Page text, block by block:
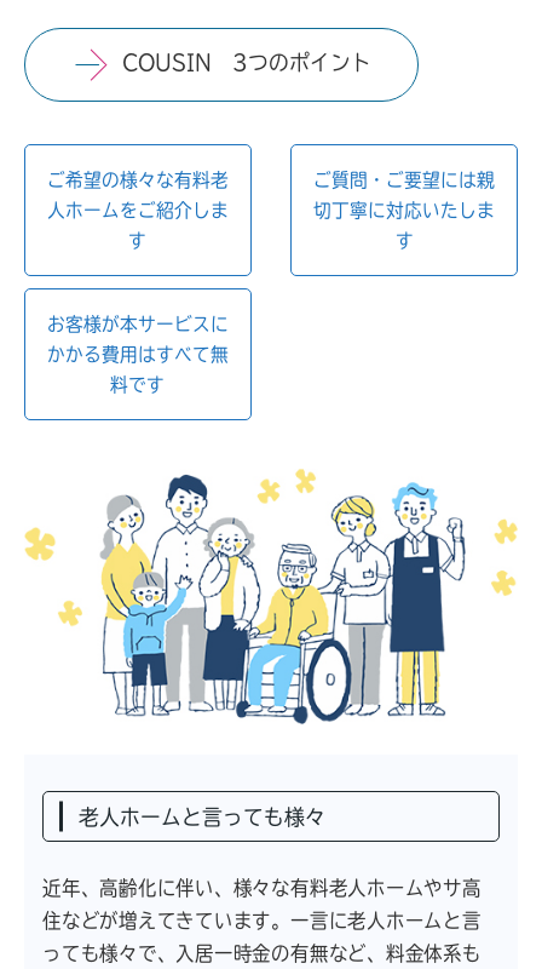
COUSIN 3つのポイント
ご希望の様々な有料老
人ホームをご紹介しま
す
ご質問・ご要望には親
切丁寧に対応いたしま
す
お客様が本サービスに
かかる費用はすべて無
料です
老人ホームと言っても様々
近年、高齢化に伴い、様々な有料老人ホームやサ高
住などが増えてきています。一言に老人ホームと言
っても様々で、入居一時金の有無など、料金体系も